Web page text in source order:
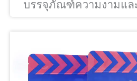
บรรจุภัณฑ์ความงามแล